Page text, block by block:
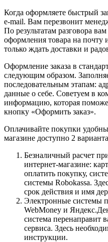
Когда оформляете быстрый
e-mail. Вам перезвонит
По результатам разговора
оформления товара на почту
только ждать доставки и
Оформление заказа в
следующим образом.
последовательным этапам:
данные о себе. Советуем в
информацию, которая
кнопку «Оформить заказ».
Оплачивайте покупки
магазине доступно 2
Безналичный расчет
интернет-магазине:
оплатить покупку,
системы Robokassa.
срок действия и имя
Электронные системы
WebMoney и
система перенаправит
сервиса. Здесь
инструкции.